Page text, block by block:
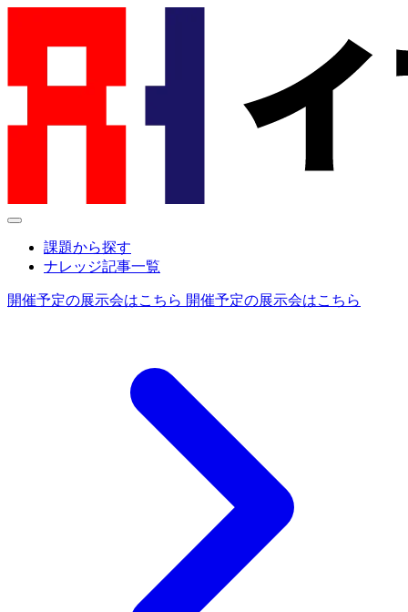
課題から探す
ナレッジ記事一覧
開催予定の展示会はこちら 開催予定の展示会はこちら